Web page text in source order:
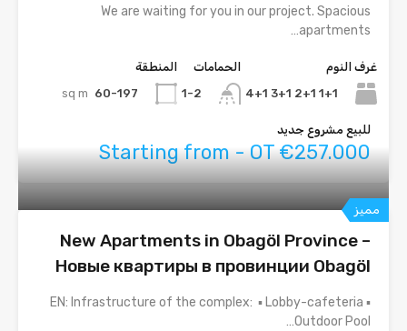
We are waiting for you in our project. Spacious
apartments…
غرف النوم
1+1 2+1 3+1 4+1
الحمامات
1-2
المنطقة
60-197
sq m
للبيع مشروع جديد
Starting from - OT €257.000
مميز
New Apartments in Obagöl Province –
Новые квартиры в провинции Obagöl
EN: Infrastructure of the complex: ▪ Lobby-cafeteria ▪
Outdoor Pool…